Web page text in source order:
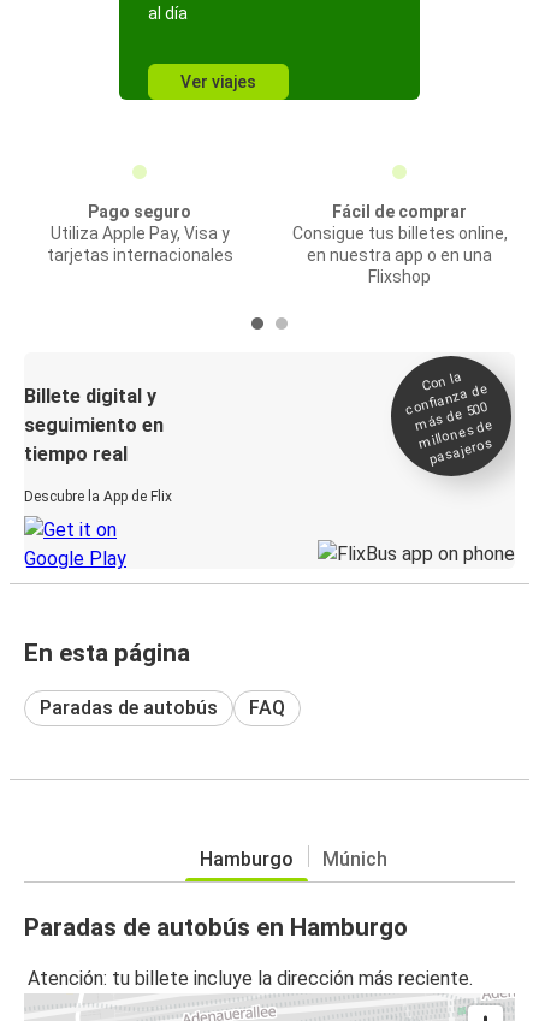
al día
Ver viajes
Pago seguro
Utiliza Apple Pay, Visa y
tarjetas internacionales
Fácil de comprar
Consigue tus billetes online,
en nuestra app o en una
Flixshop
Billete digital y
seguimiento en
tiempo real
Descubre la App de Flix
Con la
confianza de
más de 500
millones de
pasajeros
En esta página
Paradas de autobús FAQ
Hamburgo Múnich
Paradas de autobús en Hamburgo
Atención: tu billete incluye la dirección más reciente.